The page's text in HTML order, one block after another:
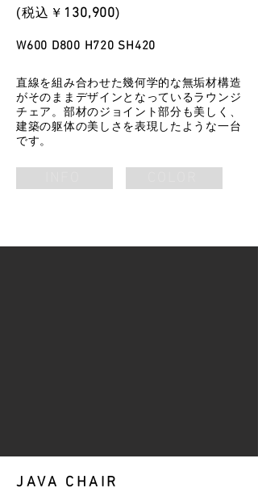
直線を組み合わせた幾何学的な無垢材構造
がそのままデザインとなっているラウンジ
チェア。部材のジョイント部分も美しく、
建築の躯体の美しさを表現したような一台
です。
​(税込￥ 130,900)
W600 D800 H720 SH420
JAVA CHAIR